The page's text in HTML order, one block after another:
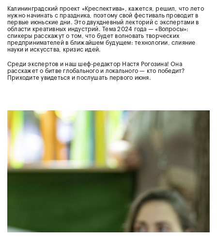
Калининградский проект «Креспектива», кажется, решил, что лето
нужно начинать с праздника, поэтому свой фестиваль проводит в
первые июньские дни. Это двухдневный лекторий с экспертами в
области креативных индустрий. Тема 2024 года — «Вопросы»:
спикеры расскажут о том, что будет волновать творческих
предпринимателей в ближайшем будущем: технологии, слияние
науки и искусства, кризис идей.
Среди экспертов и наш шеф-редактор Настя Рогозина! Она
расскажет о битве глобального и локального — кто победит?
Приходите увидеться и послушать первого июня.